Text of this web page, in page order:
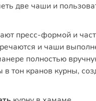
две чаши и
пресс-формой и
и чаши
полностью
тон кранов курны,